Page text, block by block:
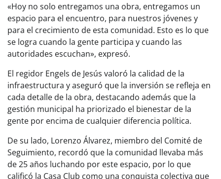
«Hoy no solo entregamos una obra, entregamos un
espacio para el encuentro, para nuestros jóvenes y
para el crecimiento de esta comunidad. Esto es lo que
se logra cuando la gente participa y cuando las
autoridades escuchan», expresó.
El regidor Engels de Jesús valoró la calidad de la
infraestructura y aseguró que la inversión se refleja en
cada detalle de la obra, destacando además que la
gestión municipal ha priorizado el bienestar de la
gente por encima de cualquier diferencia política.
De su lado, Lorenzo Álvarez, miembro del Comité de
Seguimiento, recordó que la comunidad llevaba más
de 25 años luchando por este espacio, por lo que
calificó la Casa Club como una conquista colectiva que